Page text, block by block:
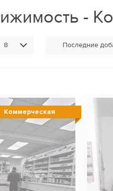
-
8 Последние
Коммерческая